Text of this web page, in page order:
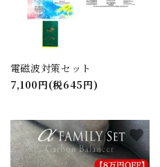
電磁波対策セット
7,100円(税645円)
favorite